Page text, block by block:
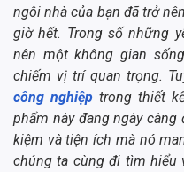
ngôi nhà của bạn đã trở
giờ hết. Trong số những
nên một không gian
chiếm vị trí quan trọng.
công nghiệp trong thiết
phẩm này đang ngày
kiệm và tiện ích mà nó
chúng ta cùng đi tìm hiểu